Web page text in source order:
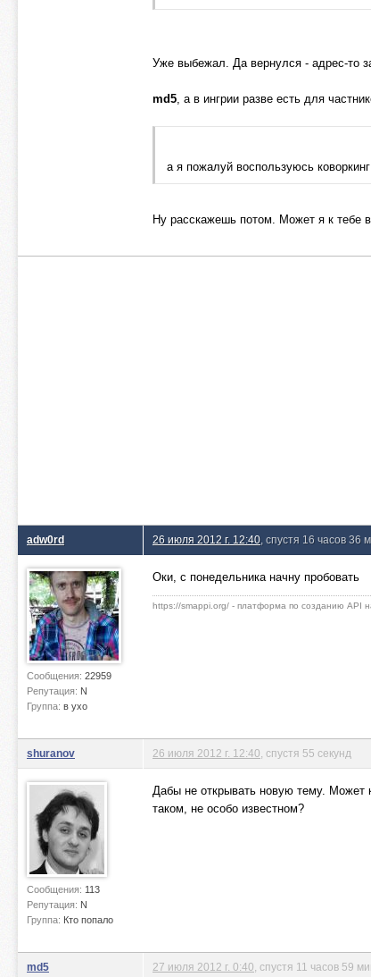
Уже выбежал. Да вернулся - адрес-то
md5, а в ингрии разве есть для
а я пожалуй воспользуюсь
Ну расскажешь потом. Может я к тебе в
adw0rd
Сообщения: 22959
Репутация: N
Группа: в ухо
26 июля 2012 г. 12:40 , спустя 16 часов 36
Оки, с понедельника начну пробовать
https://smappi.org/ - платформа по созданию API
shuranov
Сообщения: 113
Репутация: N
Группа: Кто попало
26 июля 2012 г. 12:40 , спустя 55 секунд
Дабы не открывать новую тему. Может
таком, не особо известном?
md5 27 июля 2012 г. 0:40 , спустя 11 часов 59